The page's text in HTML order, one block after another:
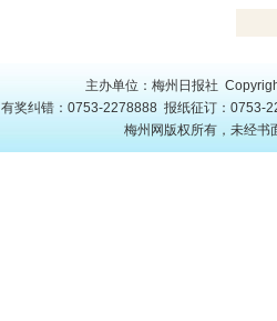
主办单位：梅州日报社
有奖纠错：0753-2278888 报纸征订：0753-
梅州网版权所有，未经